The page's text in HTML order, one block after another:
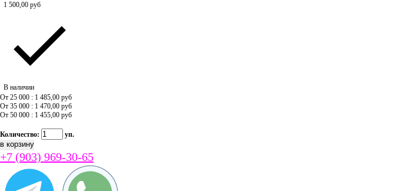
1 500,00 руб
В наличии
От 25 000 : 1 485,00 руб
От 35 000 : 1 470,00 руб
От 50 000 : 1 455,00 руб
Количество: уп.
+7 (903) 969-30-65